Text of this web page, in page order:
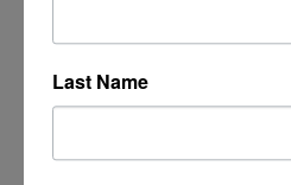
Last Name